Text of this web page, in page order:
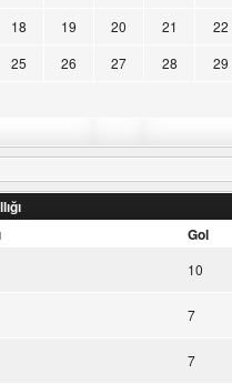
18
19 20 21 22
25
26 27 28 29
Gol
10
7
7